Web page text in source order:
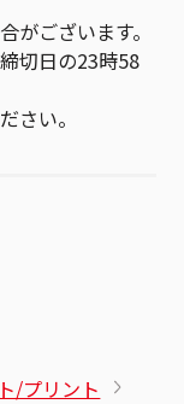
ございます。
切日の23時58
さい。
/プリント